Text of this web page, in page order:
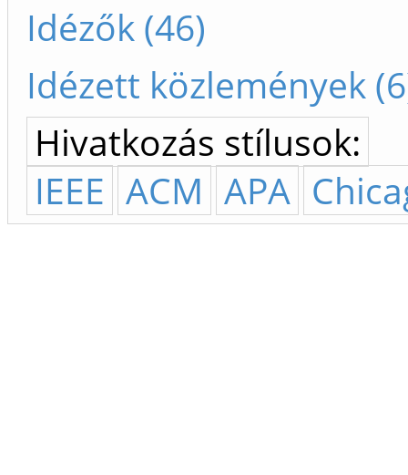
Idézők (46)
Idézett közlemények
Hivatkozás stílusok:
IEEE ACM APA